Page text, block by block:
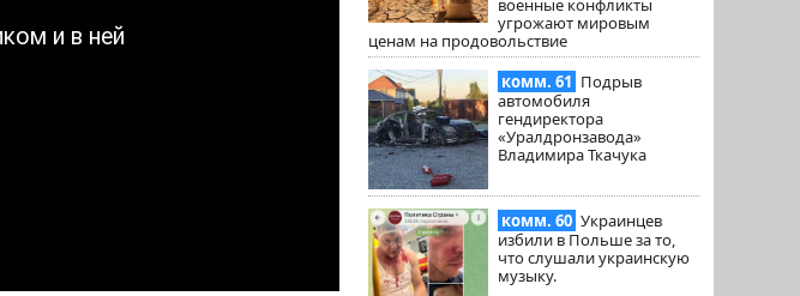
военные конфликты
угрожают мировым
ценам на продовольствие
комм. 61 Подрыв
автомобиля
гендиректора
«Уралдронзавода»
Владимира Ткачука
комм. 60 Украинцев
избили в Польше за то,
что слушали украинскую
музыку.